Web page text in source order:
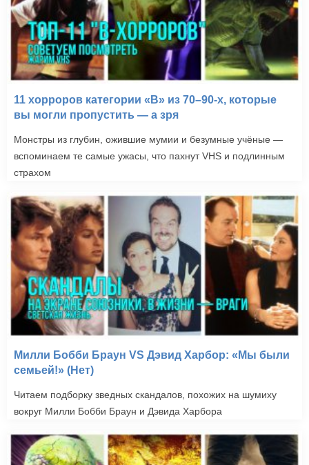
11 хорроров категории «B» из 70–90-х, которые
вы могли пропустить — а зря
Монстры из глубин, ожившие мумии и безумные учёные —
вспоминаем те самые ужасы, что пахнут VHS и подлинным
страхом
Милли Бобби Браун VS Дэвид Харбор: «Мы были
семьей!» (Нет)
Читаем подборку зведных скандалов, похожих на шумиху
вокруг Милли Бобби Браун и Дэвида Харбора